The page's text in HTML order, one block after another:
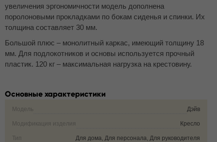
увеличения эргономичности модель дополнена
поролоновыми прокладками по бокам сиденья и спинки. Их
толщина составляет 30 мм.
Большой плюс – монолитный каркас, имеющий толщину 18
мм. Для подлокотников и основы используется прочный
пластик. 120 кг – максимальная нагрузка на крестовину.
Основные характеристики
Модель Дэйв
Модификация изделия Кресло
Тип Для дома, Для персонала, Для руководителя